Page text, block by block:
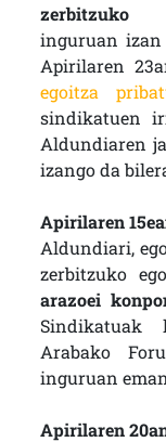
zerbitzuko
inguruan
Apirilaren
egoitza
sindikatuen
Aldundiaren
izango da
Apirilaren
Aldundiari,
zerbitzuko
arazoei
Sindikatuak
Arabako
inguruan
Apirilaren